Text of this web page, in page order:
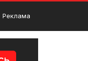
Волинські традиції
Реклама